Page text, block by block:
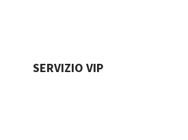
SERVIZIO VIP